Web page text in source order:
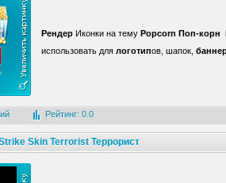
Рендер Иконки на тему Popcorn Поп-корн
использовать для логотипов, шапок,
Рейтинг: 0.0
Skin Terrorist Террорист